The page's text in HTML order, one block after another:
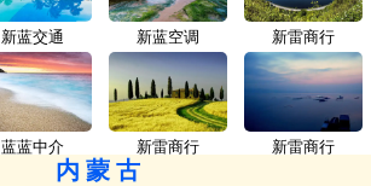
新蓝交通
蓝蓝中介
新蓝空调 新雷商行
新雷商行 新雷商行
内蒙古